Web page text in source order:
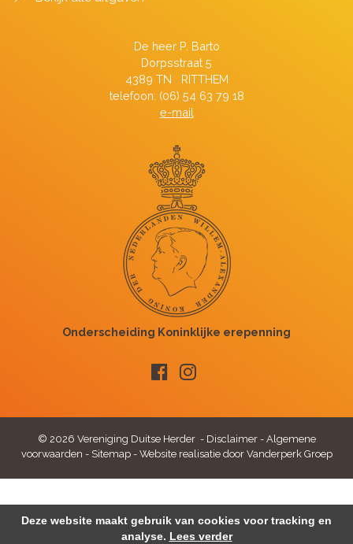
De heer P. Barto
Dorpsstraat 5
4389 TN RITTHEM
telefoon: (06) 54 63 79 18
e-mail
© 2026 Vereniging Duitse Herder - Disclaimer- Algemene
voorwaarden - Sitemap- Website realisatie door Vanderperk Groep
Deze website maakt gebruik van cookies voor tracking en
analyse. Lees verder